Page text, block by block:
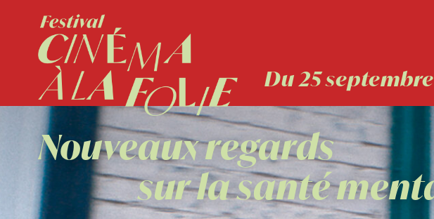
Du 25
Nouveaux regards
sur la santé